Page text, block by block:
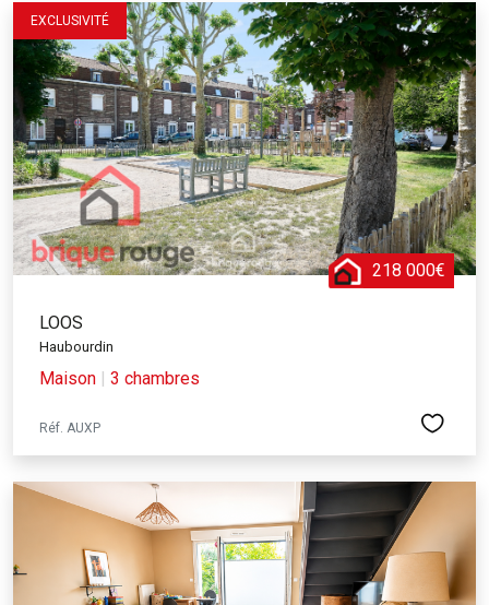
EXCLUSIVITÉ
218 000€
LOOS
Haubourdin
Maison | 3 chambres
Réf. AUXP